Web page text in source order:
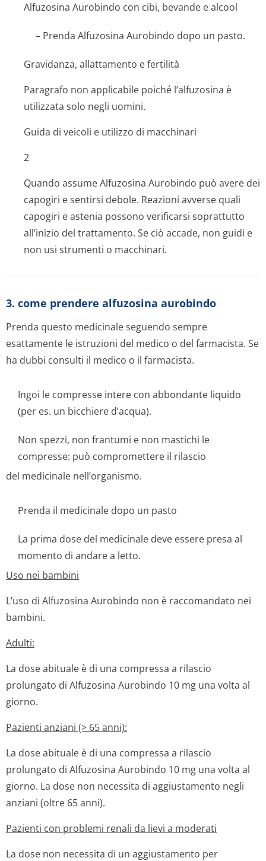
Alfuzosina Aurobindo con cibi, bevande e alcool
– Prenda Alfuzosina Aurobindo dopo un pasto.
Gravidanza, allattamento e fertilità
Paragrafo non applicabile poiché l’alfuzosina è
utilizzata solo negli uomini.
Guida di veicoli e utilizzo di macchinari
2
Quando assume Alfuzosina Aurobindo può avere dei
capogiri e sentirsi debole. Reazioni avverse quali
capogiri e astenia possono verificarsi soprattutto
all’inizio del trattamento. Se ciò accade, non guidi e
non usi strumenti o macchinari.
3. come prendere alfuzosina aurobindo
Prenda questo medicinale seguendo sempre
esattamente le istruzioni del medico o del farmacista. Se
ha dubbi consulti il medico o il farmacista.
Ingoi le compresse intere con abbondante liquido
(per es. un bicchiere d’acqua).
Non spezzi, non frantumi e non mastichi le
compresse: può compromettere il rilascio
del medicinale nell’organismo.
Prenda il medicinale dopo un pasto
La prima dose del medicinale deve essere presa al
momento di andare a letto.
Uso nei bambini
L’uso di Alfuzosina Aurobindo non è raccomandato nei
bambini.
Adulti:
La dose abituale è di una compressa a rilascio
prolungato di Alfuzosina Aurobindo 10 mg una volta al
giorno.
Pazienti anziani (> 65 anni):
La dose abituale è di una compressa a rilascio
prolungato di Alfuzosina Aurobindo 10 mg una volta al
giorno. La dose non necessita di aggiustamento negli
anziani (oltre 65 anni).
Pazienti con problemi renali da lievi a moderati
La dose non necessita di un aggiustamento per